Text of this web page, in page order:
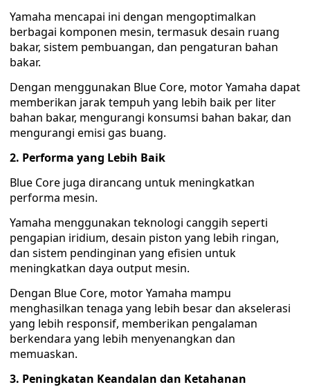
Yamaha mencapai ini dengan mengoptimalkan
berbagai komponen mesin, termasuk desain ruang
bakar, sistem pembuangan, dan pengaturan bahan
bakar.
Dengan menggunakan Blue Core, motor Yamaha dapat
memberikan jarak tempuh yang lebih baik per liter
bahan bakar, mengurangi konsumsi bahan bakar, dan
mengurangi emisi gas buang.
2. Performa yang Lebih Baik
Blue Core juga dirancang untuk meningkatkan
performa mesin.
Yamaha menggunakan teknologi canggih seperti
pengapian iridium, desain piston yang lebih ringan,
dan sistem pendinginan yang efisien untuk
meningkatkan daya output mesin.
Dengan Blue Core, motor Yamaha mampu
menghasilkan tenaga yang lebih besar dan akselerasi
yang lebih responsif, memberikan pengalaman
berkendara yang lebih menyenangkan dan
memuaskan.
3. Peningkatan Keandalan dan Ketahanan